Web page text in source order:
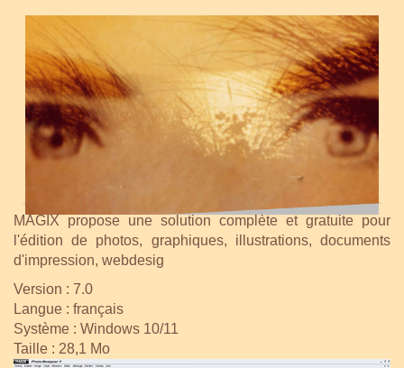
MAGIX propose une solution complète et gratuite pour
l'édition de photos, graphiques, illustrations, documents
d'impression, webdesig
Version : 7.0
Langue : français
Système : Windows 10/11
Taille : 28,1 Mo